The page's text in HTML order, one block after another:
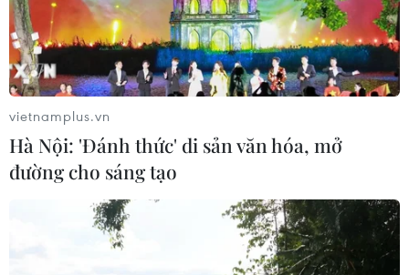
TIN CÙNG CHUYÊN MỤC
Quân đội Hàn Quốc thông báo Triều
Tiên phóng vật thể chưa xác định
vietnamplus.vn
Hà Nội: 'Đánh thức' di sản văn hóa, mở
đường cho sáng tạo